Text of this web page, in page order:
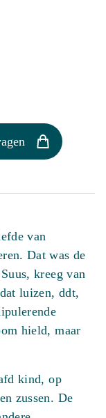
van
Dat was de
kreeg van
luizen, ddt,
hield, maar
kind, op
zussen. De